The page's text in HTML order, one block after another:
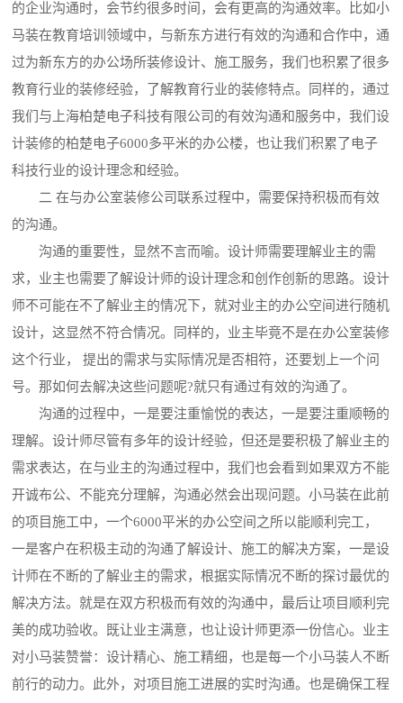
的企业沟通时，会节约很多时间，会有更高的沟通效率。比如小
马装在教育培训领域中，与新东方进行有效的沟通和合作中，通
过为新东方的办公场所装修设计、施工服务，我们也积累了很多
教育行业的装修经验，了解教育行业的装修特点。同样的，通过
我们与上海柏楚电子科技有限公司的有效沟通和服务中，我们设
计装修的柏楚电子6000多平米的办公楼，也让我们积累了电子
科技行业的设计理念和经验。
二 在与办公室装修公司联系过程中，需要保持积极而有效
的沟通。
沟通的重要性，显然不言而喻。设计师需要理解业主的需
求，业主也需要了解设计师的设计理念和创作创新的思路。设计
师不可能在不了解业主的情况下，就对业主的办公空间进行随机
设计，这显然不符合情况。同样的，业主毕竟不是在办公室装修
这个行业， 提出的需求与实际情况是否相符，还要划上一个问
号。那如何去解决这些问题呢?就只有通过有效的沟通了。
沟通的过程中，一是要注重愉悦的表达，一是要注重顺畅的
理解。设计师尽管有多年的设计经验，但还是要积极了解业主的
需求表达，在与业主的沟通过程中，我们也会看到如果双方不能
开诚布公、不能充分理解，沟通必然会出现问题。小马装在此前
的项目施工中，一个6000平米的办公空间之所以能顺利完工，
一是客户在积极主动的沟通了解设计、施工的解决方案，一是设
计师在不断的了解业主的需求，根据实际情况不断的探讨最优的
解决方法。就是在双方积极而有效的沟通中，最后让项目顺利完
美的成功验收。既让业主满意，也让设计师更添一份信心。业主
对小马装赞誉：设计精心、施工精细，也是每一个小马装人不断
前行的动力。此外，对项目施工进展的实时沟通。也是确保工程